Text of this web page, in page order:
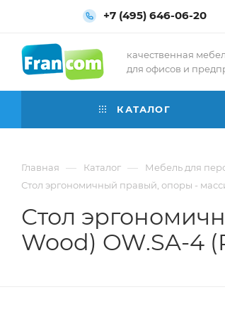
+7 (495) 646-06-20
качественная
для офисов и
КАТАЛОГ
Главная — Каталог — Мебель для
Стол эргономичный правый, опоры -
Стол
Wood) OW.SA-4